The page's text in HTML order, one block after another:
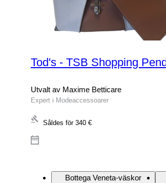
Tod's - TSB Shopping
Utvalt av Maxime Betticare
Expert i Modeaccessoarer
Såldes för 340 €
Bottega Veneta-väskor